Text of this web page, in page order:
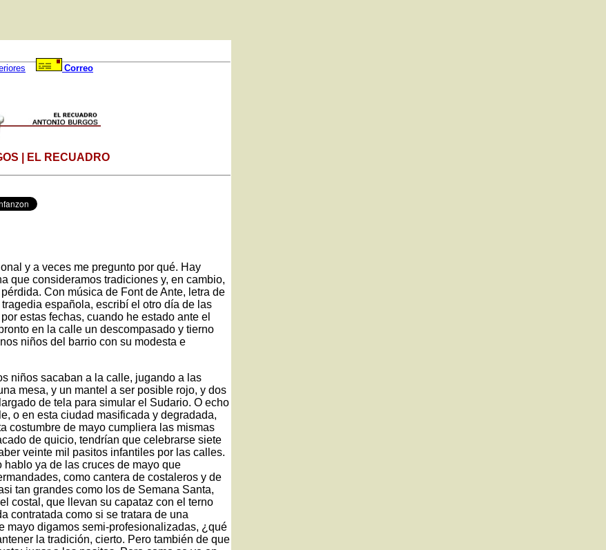
Correo
| EL RECUADRO
y a veces me pregunto por qué. Hay
que consideramos tradiciones y, en cambio,
Con música de Font de Ante, letra de
española, escribí el otro día de las
estas fechas, cuando he estado ante el
en la calle un descompasado y tierno
niños del barrio con su modesta e
niños sacaban a la calle, jugando a las
mesa, y un mantel a ser posible rojo, y dos
de tela para simular el Sudario. O echo
o en esta ciudad masificada y degradada,
costumbre de mayo cumpliera las mismas
de quicio, tendrían que celebrarse siete
veinte mil pasitos infantiles por las calles.
ya de las cruces de mayo que
como cantera de costaleros y de
tan grandes como los de Semana Santa,
costal, que llevan su capataz con el terno
contratada como si se tratara de una
mayo digamos semi-profesionalizadas, ¿qué
la tradición, cierto. Pero también de que